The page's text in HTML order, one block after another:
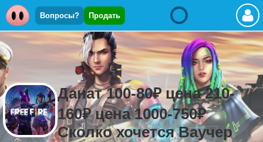
Вопросы? Продать
Данат 100-80₽ цена 210-
160₽ цена 1000-750₽
Сколко хочется Ваучер